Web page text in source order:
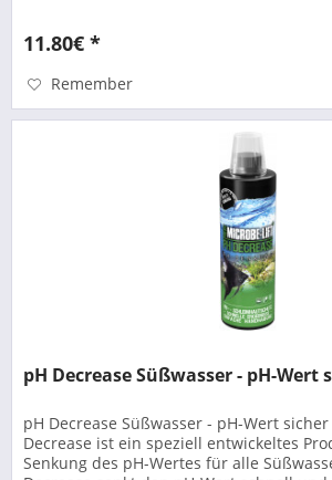
11.80€ *
Remember
pH Decrease Süßwasser - pH-Wert
pH Decrease Süßwasser - pH-Wert
Decrease ist ein speziell entwickeltes
Senkung des pH-Wertes für alle